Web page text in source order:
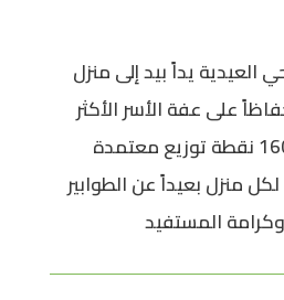
العيدية يداً بيد إلى منزل
على عفة الأسر الأكثر
احتياجاً، عبر أكثر من 160 نقطة توزيع معتمدة
منزل بعيداً عن الطوابير
المستفيد